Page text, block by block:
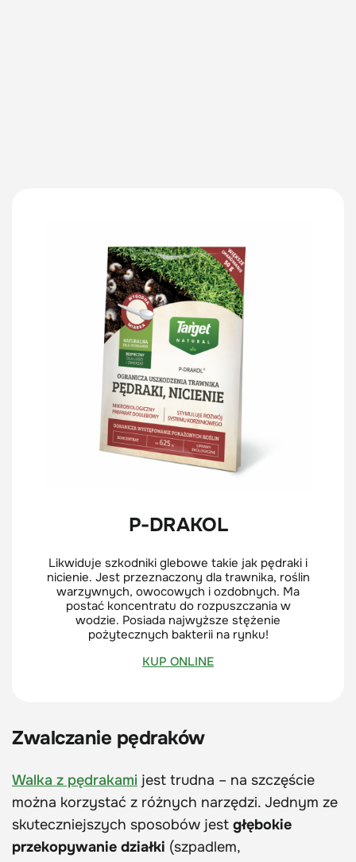
P-DRAKOL
Likwiduje szkodniki glebowe takie jak pędraki i
nicienie. Jest przeznaczony dla trawnika, roślin
warzywnych, owocowych i ozdobnych. Ma
postać koncentratu do rozpuszczania w
wodzie. Posiada najwyższe stężenie
pożytecznych bakterii na rynku!
KUP ONLINE
Zwalczanie pędraków
Walka z pędrakami jest trudna – na szczęście
można korzystać z różnych narzędzi. Jednym ze
skuteczniejszych sposobów jest głębokie
przekopywanie działki (szpadlem,